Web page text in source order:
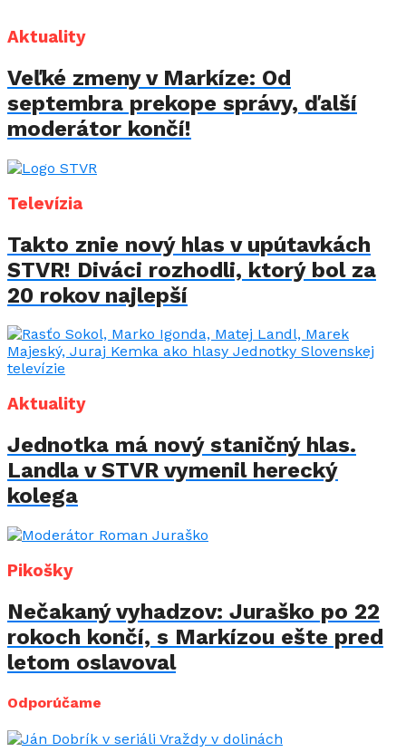
Aktuality
Veľké zmeny v Markíze: Od
septembra prekope správy, ďalší
moderátor končí!
Televízia
Takto znie nový hlas v upútavkách
STVR! Diváci rozhodli, ktorý bol za
20 rokov najlepší
Aktuality
Jednotka má nový staničný hlas.
Landla v STVR vymenil herecký
kolega
Pikošky
Nečakaný vyhadzov: Juraško po 22
rokoch končí, s Markízou ešte pred
letom oslavoval
Odporúčame